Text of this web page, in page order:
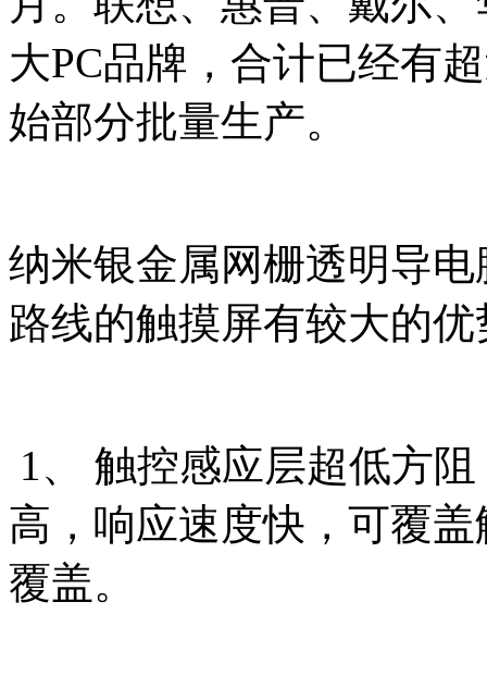
大PC品牌，合计已经有
始部分批量生产。
纳米银金属网栅透明导
路线的触摸屏有较大的
1、 触控感应层超低方
高，响应速度快，可覆
覆盖。